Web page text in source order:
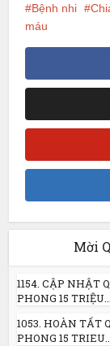
Bệnh nhi
máu
Mời
1154. CẬP NHẬT
PHONG 15 TRIỆU...
1053. HOÀN TẤT
PHONG 15